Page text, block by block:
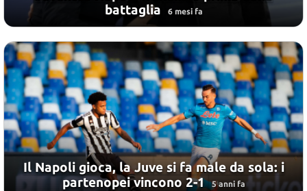
battaglia
6 mesi fa
Il Napoli gioca, la Juve si fa male da sola: i
partenopei vincono 2-1 5 anni fa